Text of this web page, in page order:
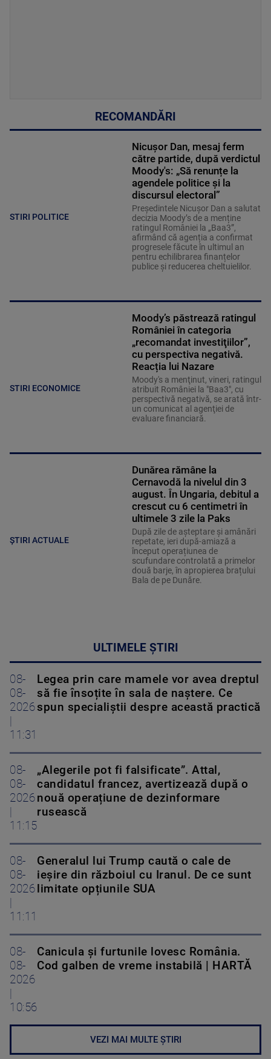
RECOMANDĂRI
STIRI POLITICE
Nicușor Dan, mesaj ferm
către partide, după verdictul
Moody's: „Să renunțe la
agendele politice şi la
discursul electoral”
Președintele Nicușor Dan a salutat
decizia Moody’s de a menține
ratingul României la „Baa3”,
afirmând că agenția a confirmat
progresele făcute în ultimul an
pentru echilibrarea finanțelor
publice și reducerea cheltuielilor.
STIRI ECONOMICE
Moody’s păstrează ratingul
României în categoria
„recomandat investiţiilor”,
cu perspectiva negativă.
Reacția lui Nazare
Moody's a menţinut, vineri, ratingul
atribuit României la "Baa3", cu
perspectivă negativă, se arată într-
un comunicat al agenţiei de
evaluare financiară.
ȘTIRI ACTUALE
Dunărea rămâne la
Cernavodă la nivelul din 3
august. În Ungaria, debitul a
crescut cu 6 centimetri în
ultimele 3 zile la Paks
După zile de așteptare și amânări
repetate, ieri după-amiază a
început operațiunea de
scufundare controlată a primelor
două barje, în apropierea brațului
Bala de pe Dunăre.
ULTIMELE ȘTIRI
08-
08-
2026
11:31
Legea prin care mamele vor avea dreptul
să fie însoțite în sala de naștere. Ce
spun specialiștii despre această practică
08-
08-
2026
11:15
„Alegerile pot fi falsificate”. Attal,
candidatul francez, avertizează după o
nouă operațiune de dezinformare
rusească
08-
08-
2026
11:11
Generalul lui Trump caută o cale de
ieșire din războiul cu Iranul. De ce sunt
limitate opțiunile SUA
08-
08-
2026
10:56
Canicula și furtunile lovesc România.
Cod galben de vreme instabilă | HARTĂ
VEZI MAI MULTE ȘTIRI